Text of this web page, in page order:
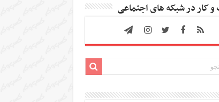
کار در شبکه های اجتماعی